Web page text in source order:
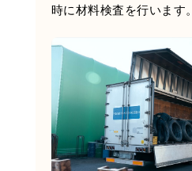
時に材料検査を行います。